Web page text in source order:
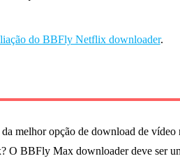
do BBFly Netflix downloader.
melhor opção de download de vídeo
O BBFly Max downloader deve ser